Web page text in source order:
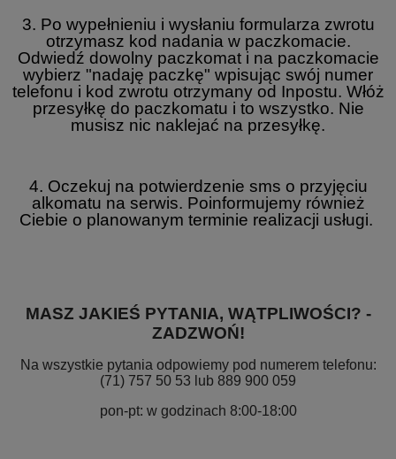
3. Po wypełnieniu i wysłaniu formularza zwrotu
otrzymasz kod nadania w paczkomacie.
Odwiedź dowolny paczkomat i na paczkomacie
wybierz "nadaję paczkę" wpisując swój numer
telefonu i kod zwrotu otrzymany od Inpostu. Włóż
przesyłkę do paczkomatu i to wszystko. Nie
musisz nic naklejać na przesyłkę.
4. Oczekuj na potwierdzenie sms o przyjęciu
alkomatu na serwis. Poinformujemy również
Ciebie o planowanym terminie realizacji usługi.
MASZ JAKIEŚ PYTANIA, WĄTPLIWOŚCI? -
ZADZWOŃ!
Na wszystkie pytania odpowiemy pod numerem telefonu:
(71) 757 50 53 lub 889 900 059
pon-pt: w godzinach 8:00-18:00